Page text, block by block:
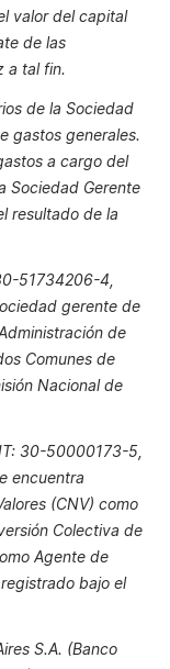
valor del capital
de las
a tal fin.
de la Sociedad
gastos generales.
a cargo del
Sociedad Gerente
resultado de la
51734206-4,
gerente de
de
Comunes de
Nacional de
30-50000173-5,
encuentra
(CNV) como
Colectiva de
Agente de
bajo el
S.A. (Banco